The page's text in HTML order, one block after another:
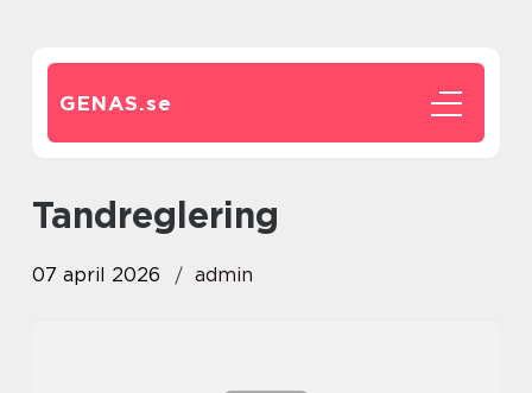
GENAS.se
Tandreglering
07 april 2026 admin